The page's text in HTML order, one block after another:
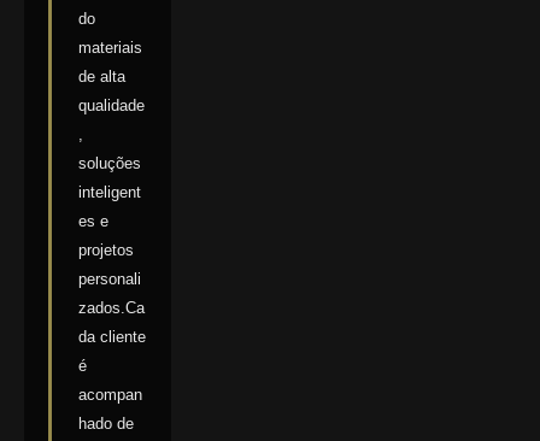
do
materiais
de alta
qualidade
soluções
inteligent
es e
projetos
personali
zados.Ca
da cliente
é
acompan
hado de